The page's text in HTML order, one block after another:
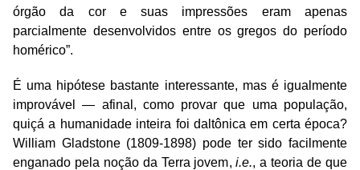
órgão da cor e suas impressões eram apenas
parcialmente desenvolvidos entre os gregos do período
homérico”.
É uma hipótese bastante interessante, mas é igualmente
improvável — afinal, como provar que uma população,
quiçá a humanidade inteira foi daltônica em certa época?
William Gladstone (1809-1898) pode ter sido facilmente
enganado pela noção da Terra jovem,i.e., a teoria de que